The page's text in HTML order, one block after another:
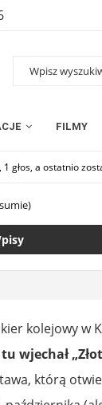
FILMY
głos, a ostatnio
kolejowy w
tu wjechał
którą